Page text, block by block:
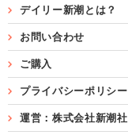
デイリー新潮とは？
お問い合わせ
ご購入
プライバシーポリシー
運営：株式会社新潮社